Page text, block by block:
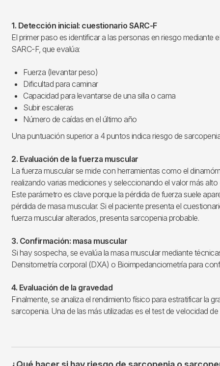
1. Detección inicial: cuestionario SARC-F
El primer paso es identificar a las personas en riesgo mediante
SARC-F, que evalúa:
Fuerza (levantar peso)
Dificultad para caminar
Capacidad para levantarse de una silla o cama
Subir escaleras
Número de caídas en el último año
Una puntuación superior a 4 puntos indica riesgo de
2. Evaluación de la fuerza muscular
La fuerza muscular se mide con herramientas como el
realizando varias mediciones y seleccionando el valor más
Este parámetro es clave porque la pérdida de fuerza suele
pérdida de masa muscular. Si el paciente presenta el
fuerza muscular alterados, presenta sarcopenia probable.
3. Confirmación: masa muscular
Si hay sospecha, se evalúa la masa muscular mediante
Densitometría corporal (DXA) o Bioimpedanciometría para
4. Evaluación de la gravedad
Finalmente, se analiza el rendimiento físico para estratificar la
sarcopenia. Una de las más utilizadas es el test de velocidad de